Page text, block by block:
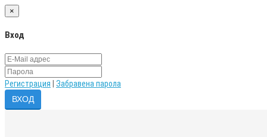
×
Вход
Регистрация Забравена парола